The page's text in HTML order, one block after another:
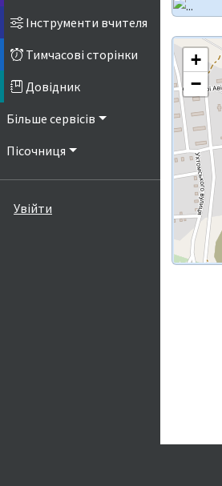
Інструменти вчителя
Тимчасові сторінки
Довідник
Більше сервісів
Пісочниця
Увійти
+
−